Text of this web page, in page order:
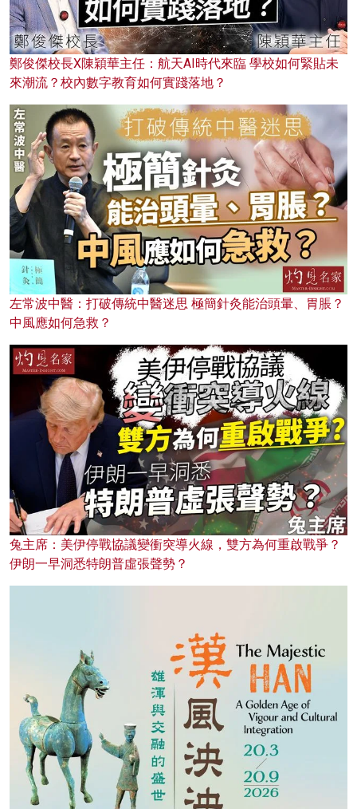
鄭俊傑校長X陳穎華主任：航天AI時代來臨 學校如何緊貼未
來潮流？校內數字教育如何實踐落地？
左常波中醫：打破傳統中醫迷思 極簡針灸能治頭暈、胃脹？
中風應如何急救？
兔主席：美伊停戰協議變衝突導火線，雙方為何重啟戰爭？
伊朗一早洞悉特朗普虛張聲勢？